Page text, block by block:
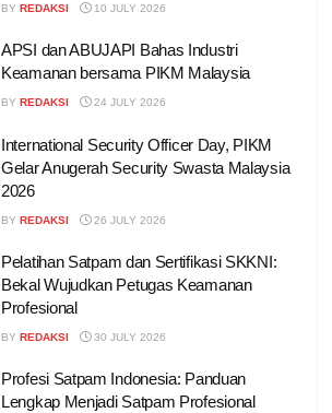
BY REDAKSI 10 JULY 2026
APSI dan ABUJAPI Bahas Industri
Keamanan bersama PIKM Malaysia
BY REDAKSI 24 JULY 2026
International Security Officer Day, PIKM
Gelar Anugerah Security Swasta Malaysia
2026
BY REDAKSI 26 JULY 2026
Pelatihan Satpam dan Sertifikasi SKKNI:
Bekal Wujudkan Petugas Keamanan
Profesional
BY REDAKSI 30 JULY 2026
Profesi Satpam Indonesia: Panduan
Lengkap Menjadi Satpam Profesional